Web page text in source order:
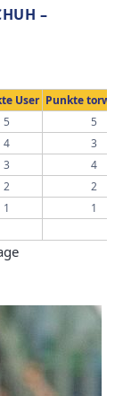
–
User Punkte
5
5
4
3
3
4
2
2
1 1